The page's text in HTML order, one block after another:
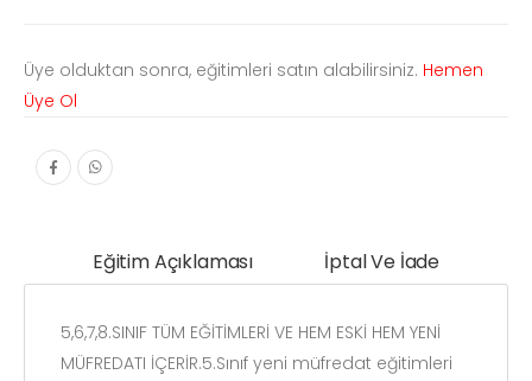
Üye olduktan sonra, eğitimleri satın alabilirsiniz. Hemen
Üye Ol
Eğitim Açıklaması İptal Ve İade
5,6,7,8.SINIF TÜM EĞİTİMLERİ VE HEM ESKİ HEM YENİ
MÜFREDATI İÇERİR.5.Sınıf yeni müfredat eğitimleri